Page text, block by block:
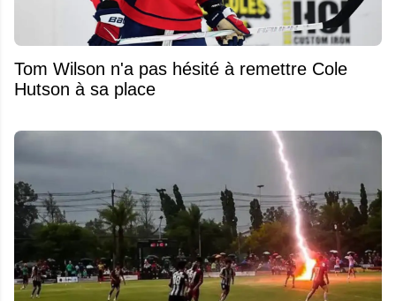
Tom Wilson n'a pas hésité à remettre Cole
Hutson à sa place